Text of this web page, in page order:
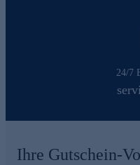
24/7
Ihre Gutschein-